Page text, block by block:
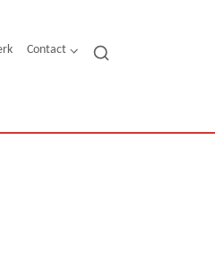
Contact